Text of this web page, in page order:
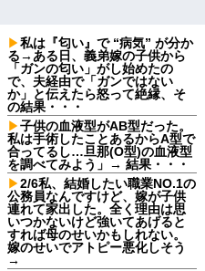
私は『匂い』で “病気” が分か
る→ある日、義弟嫁の子供から
「ガンの匂い」がし始めたの
で、夫経由で「ガンではない
か」と伝えたら怒って絶縁、そ
の結果・・・
子供の血液型がAB型だった。
私は手術したことあるからA型で
合ってるし…旦那(O型)の血液型
を調べてみよう」→ 結果・・・
2/6私、結婚したい職業NO.1の
公務員なんですけど、嫁が子供
連れて家出した。全く理由は思
いつかないけど強いてあげると
すれば母のせいかもしれない。
嫁のせいでアトピー悪化しそう
→